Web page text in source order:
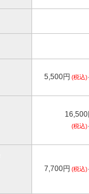
5,500円 (税込)
16,500
(税込)
7,700円 (税込)